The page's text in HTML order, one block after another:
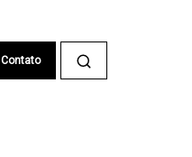
Contato